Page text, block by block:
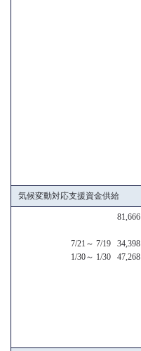
気候変動対応支援資金供給
81,666
7/21～ 7/19 34,398
1/30～ 1/30 47,268